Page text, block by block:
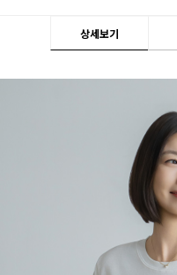
상세보기